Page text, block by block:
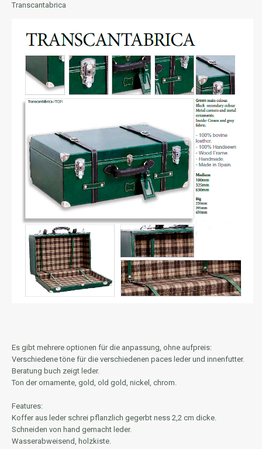
Transcantabrica
Es gibt mehrere optionen für die anpassung, ohne aufpreis:
Verschiedene töne für die verschiedenen paces leder und innenfutter.
Beratung buch zeigt leder.
Ton der ornamente, gold, old gold, nickel, chrom.
Features:
Koffer aus leder schrei pflanzlich gegerbt ness 2,2 cm dicke.
Schneiden von hand gemacht leder.
Wasserabweisend, holzkiste.